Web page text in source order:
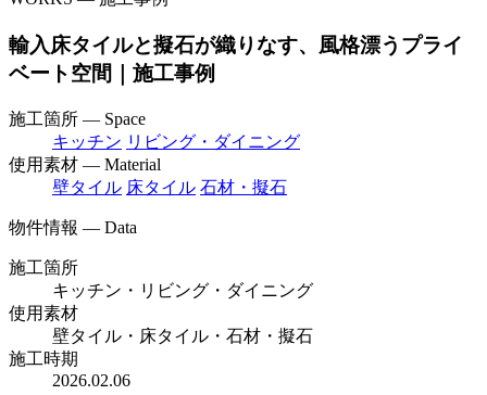
輸入床タイルと擬石が織りなす、風格漂うプライ
ベート空間｜施工事例
施工箇所 — Space
キッチン リビング・ダイニング
使用素材 — Material
壁タイル 床タイル 石材・擬石
物件情報 — Data
施工箇所
キッチン・リビング・ダイニング
使用素材
壁タイル・床タイル・石材・擬石
施工時期
2026.02.06